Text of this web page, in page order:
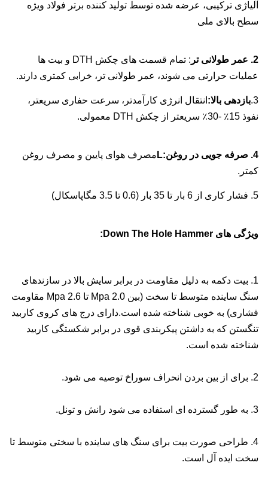
آلیاژی ترکیبی، عرضه شده توسط تولید کننده برتر فولاد ویژه
سطح بالای ملی
2. عمر طولانی تر
: تمام قسمت های چکش DTH و بیت ها
عملیات حرارتی می شوند، عمر طولانی تر، خرابی کمتری دارند.
3. بازدهی بالا: انتقال انرژی کارآمدتر، سرعت حفاری سریعتر،
نفوذ 15٪ -30٪ سریعتر از چکش DTH معمولی.
4. صرفه جویی در روغن: L مصرف هوای پایین و مصرف روغن
کمتر.
5. فشار کاری از 6 بار تا 35 بار (0.6 تا 3.5 مگاپاسکال)
ویژگی های Down The Hole Hammer:
1. بیت دکمه به دلیل مقاومت در برابر سایش بالا در سازندهای
سنگ ساینده متوسط ​​تا سخت (بین 2.0 Mpa تا 2.6 Mpa مقاومت
فشاری) به خوبی شناخته شده است.دارای درج های کروی کاربید
تنگستن که به داشتن پیکربندی قوی در برابر شکستگی کاربید
شناخته شده است.
2. برای از بین بردن انحراف سوراخ توصیه می شود.
3. به طور گسترده ای استفاده می شود رانش و تونل.
4. طراحی صورت بیت برای سنگ های ساینده با سختی متوسط ​​تا
سخت ایده آل است.